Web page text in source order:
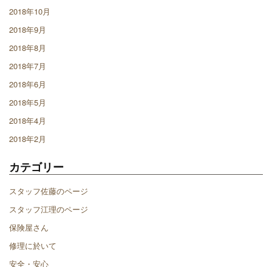
2018年10月
2018年9月
2018年8月
2018年7月
2018年6月
2018年5月
2018年4月
2018年2月
カテゴリー
スタッフ佐藤のページ
スタッフ江理のページ
保険屋さん
修理に於いて
安全・安心